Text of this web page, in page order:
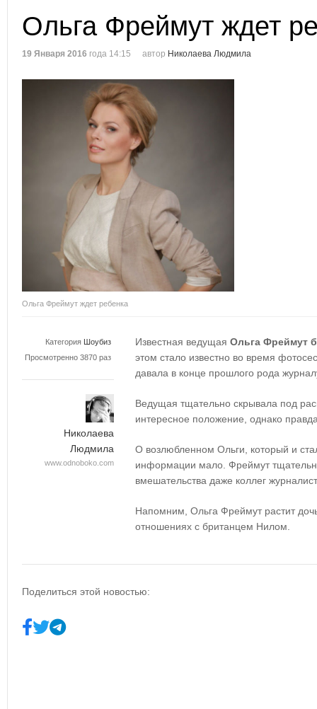
Ольга Фреймут ждет
19 Января 2016 года 14:15 автор Николаева Людмила
Ольга Фреймут ждет ребенка
Категория Шоубиз
Просмотренно 3870 раз
Николаева
Людмила
www.odnoboko.com
Известная ведущая Ольга Фреймут
этом стало известно во время
давала в конце прошлого рода
Ведущая тщательно скрывала под
интересное положение, однако
О возлюбленном Ольги, который и
информации мало. Фреймут
вмешательства даже коллег
Напомним, Ольга Фреймут растит
отношениях с британцем Нилом.
Поделиться этой новостью: